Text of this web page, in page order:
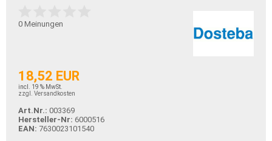
0 Meinungen
18,52 EUR
incl. 19 % MwSt.
zzgl. Versandkosten
Art.Nr.: 003369
Hersteller-Nr: 6000516
EAN: 7630023101540